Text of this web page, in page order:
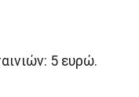
5 ευρώ.